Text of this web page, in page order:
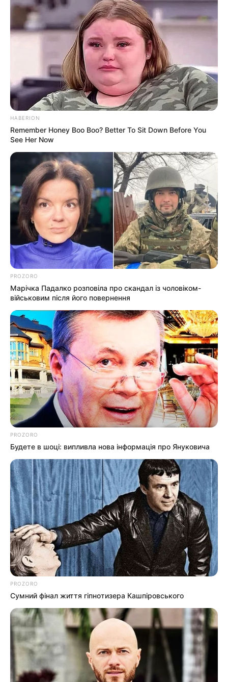
HABERION
Remember Honey Boo Boo? Better To Sit Down Before You
See Her Now
PROZORO
Марічка Падалко розповіла про скандал із чоловіком-
військовим після його повернення
PROZORO
Будете в шоці: випливла нова інформація про Януковича
PROZORO
Сумний фінал життя гіпнотизера Кашпіровського